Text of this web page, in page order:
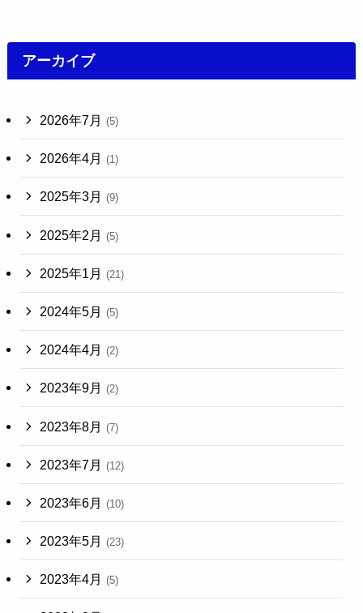
アーカイブ
2026年7月 (5)
2026年4月 (1)
2025年3月 (9)
2025年2月 (5)
2025年1月 (21)
2024年5月 (5)
2024年4月 (2)
2023年9月 (2)
2023年8月 (7)
2023年7月 (12)
2023年6月 (10)
2023年5月 (23)
2023年4月 (5)